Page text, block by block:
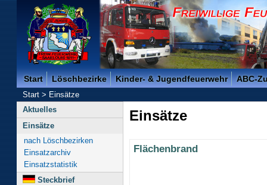
Freiwillige Feuerwehr der Kreisstadt Saarlouis -
Start Löschbezirke Kinder- & Jugendfeuerwehr ABC-
Start>Einsätze
Aktuelles
Einsätze
nach Löschbezirken
Einsatzarchiv
Einsatzstatistik
Steckbrief
Einsätze
Flächenbrand